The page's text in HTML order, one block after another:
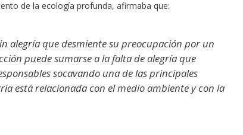
de la ecología profunda, afirmaba que:
alegría que desmiente su preocupación por un
puede sumarse a la falta de alegría que
socavando una de las principales
está relacionada con el medio ambiente y con la